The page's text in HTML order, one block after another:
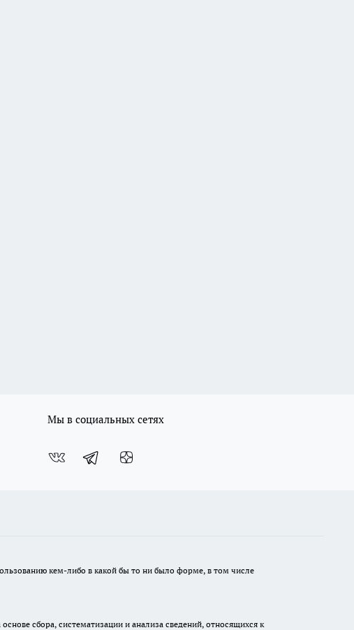
Мы в социальных сетях
кем-либо в какой бы то ни было форме, в том числе
сбора, систематизации и анализа сведений, относящихся к